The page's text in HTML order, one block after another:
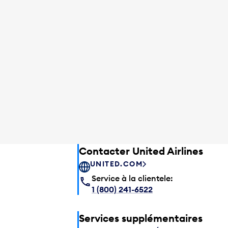
Contacter United Airlines
UNITED.COM
Service à la clientele:
1 (800) 241-6522
Services supplémentaires